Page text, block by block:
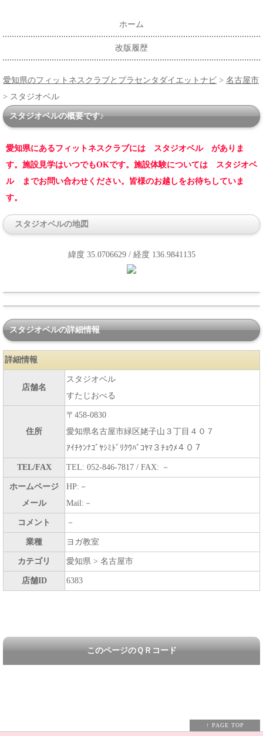
ホーム
改版履歴
愛知県のフィットネスクラブとプラセンタダイエットナビ > 名古屋市
> スタジオベル
スタジオベルの概要です♪
愛知県にあるフィットネスクラブには スタジオベル がありま
す。施設見学はいつでもOKです。施設体験については スタジオベ
ル までお問い合わせください。皆様のお越しをお待ちしていま
す。
スタジオベルの地図
緯度 35.0706629 / 経度 136.9841135
スタジオベルの詳細情報
詳細情報
店舗名
スタジオベル
すたじおべる
住所
〒458-0830
愛知県名古屋市緑区姥子山３丁目４０７
ｱｲﾁｹﾝﾅｺﾞﾔｼﾐﾄﾞﾘｸｳﾊﾞｺﾔﾏ３ﾁｮｳﾒ４０７
TEL/FAX TEL: 052-846-7817 / FAX: －
ホームページ
メール
HP:－
Mail:－
コメント －
業種 ヨガ教室
カテゴリ 愛知県 > 名古屋市
店舗ID 6383
このページのＱＲコード
↑ PAGE TOP